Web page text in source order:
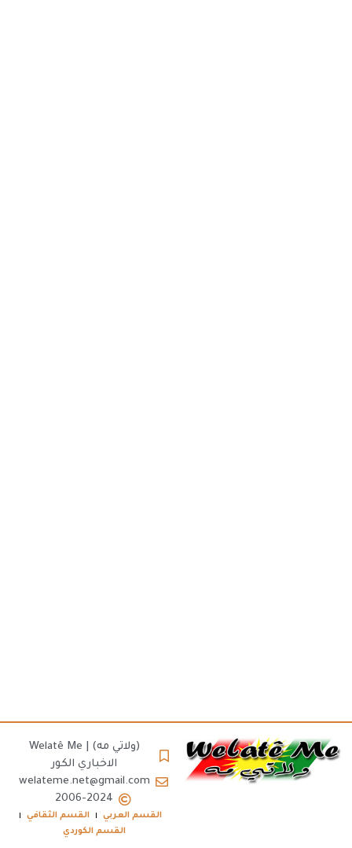
(ولاتي مه) | Welatê Me
الاخباري الكور
welateme.net@gmail.com
2006-2024
القسم العربي
القسم الثقافي
القسم الكوردي